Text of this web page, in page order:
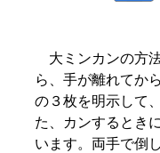
大ミンカンの方
ら、手が離れてか
の３枚を明示して
た、カンするとき
います。両手で倒